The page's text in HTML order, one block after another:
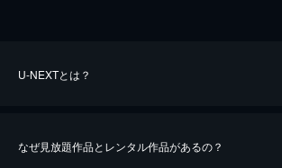
U-NEXTとは？
なぜ見放題作品とレンタル作品があるの？